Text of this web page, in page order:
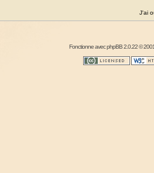
J'ai
Fonctionne avecphpBB2.0.22 ©